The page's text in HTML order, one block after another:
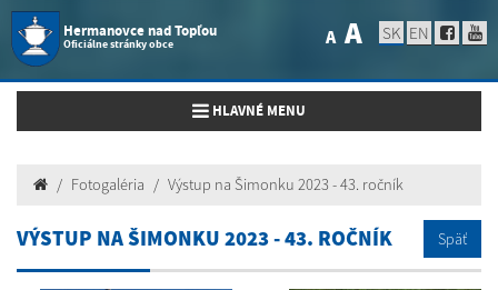
Hermanovce nad Topľou
Oficiálne stránky obce A A SK EN
Toggle navigation
HLAVNÉ MENU
Fotogaléria Výstup na Šimonku 2023 - 43. ročník
VÝSTUP NA ŠIMONKU 2023 - 43. ROČNÍK Späť